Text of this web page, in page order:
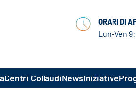
ORARI DI
Lun-Ven
Centri CollaudiNewsIniziative